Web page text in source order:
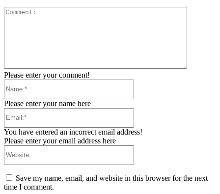
Please enter your comment!
Please enter your name here
You have entered an incorrect email address!
Please enter your email address here
Save my name, email, and website in this browser for the next
time I comment.